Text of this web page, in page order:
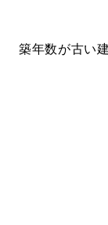
築年数が古い